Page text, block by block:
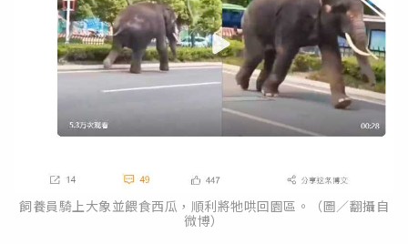
飼養員騎上大象並餵食西瓜，順利將牠哄回園區。（圖／翻攝自
微博）